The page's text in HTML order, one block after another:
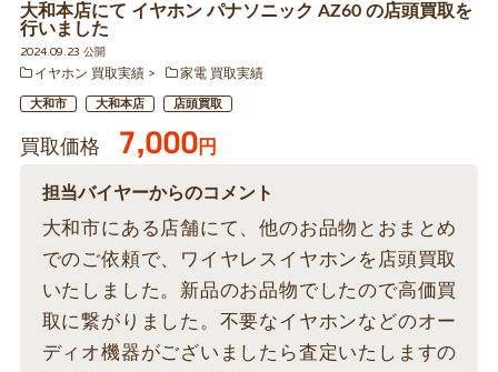
大和本店にて イヤホン パナソニック AZ60 の店頭買取を
行いました
2024.09.23 公開
イヤホン 買取実績
家電 買取実績
大和市 大和本店 店頭買取
買取価格 7,000円
担当バイヤーからのコメント
大和市にある店舗にて、他のお品物とおまとめ
でのご依頼で、ワイヤレスイヤホンを店頭買取
いたしました。新品のお品物でしたので高価買
取に繋がりました。不要なイヤホンなどのオー
ディオ機器がございましたら査定いたしますの